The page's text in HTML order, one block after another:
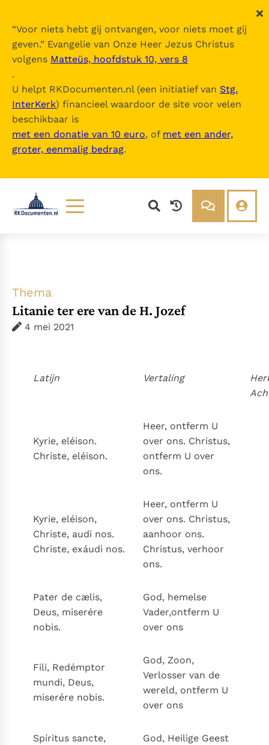
“Voor niets hebt gij ontvangen, voor niets moet gij
geven.” Evangelie van Onze Heer Jezus Christus
volgens Matteüs, hoofdstuk 10, vers 8
.
U helpt RKDocumenten.nl (een initiatief van Stg.
InterKerk) financieel waardoor de site voor velen
beschikbaar is
met een donatie van 10 euro, of met een ander,
groter, eenmalig bedrag.
Thema’s
Berichten
Denzinger
Nieuwsbrief
Gebruiksvoorwaarden
5. Het gebed van de Kerk
Gods Koninkrijk groeit stilletjes door liefde, niet door
dwang
De mystiek. De mystieke verschijnselen en de
heiligheid
van het Romeins martyrologium
Vaticaanse financiële waakhond verliest autonomie
Paus spreekt het Wereldvoedselprogramma toe
Paus Leo XIV in Pavia: "De stad is zowel een gave als
Paus in Pavia: St. Augustinus toont ons de noodzaak om
RK Documenten stelt heel veel belangrijke
kerkelijke documenten van de Rooms
Katholieke Kerk in het Nederlands beschikbaar
Ik help mee!
Thema
Litanie ter ere van de H. Jozef
4 mei 2021
Latijn Vertaling
Kyrie, eléison.
Christe, eléison.
Heer, ontferm U
over ons. Christus,
ontferm U over
ons.
Kyrie, eléison,
Christe, audi nos.
Christe, exáudi nos.
Heer, ontferm U
over ons. Christus,
aanhoor ons.
Christus, verhoor
ons.
Pater de cælis,
Deus, miserére
nobis.
God, hemelse
Vader,ontferm U
over ons
Fili, Redémptor
mundi, Deus,
miserére nobis.
God, Zoon,
Verlosser van de
wereld, ontferm U
over ons
Spíritus sancte,
God, Heilige Geest